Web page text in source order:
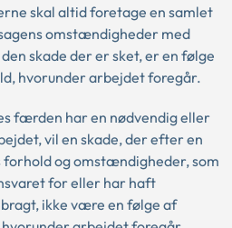
skal altid foretage en samlet
omstændigheder med
skade der er sket, er en følge
hvorunder arbejdet foregår.
færden har en nødvendig eller
vil en skade, der efter en
forhold og omstændigheder, som
for eller har haft
ikke være en følge af